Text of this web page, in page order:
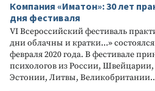
Компания «Иматон»: 30 лет
дня фестиваля
VI Всероссийский фестиваль
дни облачны и кратки...»
февраля 2020 года. В фестивале
психологов из России,
Эстонии, Литвы,